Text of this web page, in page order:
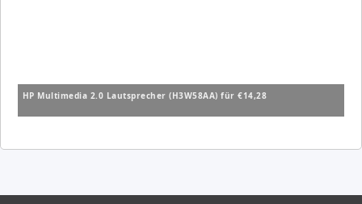
HP Multimedia 2.0 Lautsprecher (H3W58AA) für €14,28